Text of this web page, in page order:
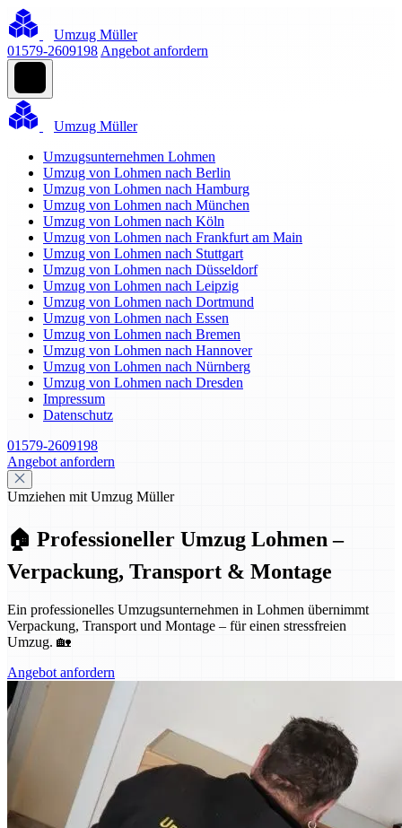
Umzug Müller
01579-2609198 Angebot anfordern
Umzug Müller
Umzugsunternehmen Lohmen
Umzug von Lohmen nach Berlin
Umzug von Lohmen nach Hamburg
Umzug von Lohmen nach München
Umzug von Lohmen nach Köln
Umzug von Lohmen nach Frankfurt am Main
Umzug von Lohmen nach Stuttgart
Umzug von Lohmen nach Düsseldorf
Umzug von Lohmen nach Leipzig
Umzug von Lohmen nach Dortmund
Umzug von Lohmen nach Essen
Umzug von Lohmen nach Bremen
Umzug von Lohmen nach Hannover
Umzug von Lohmen nach Nürnberg
Umzug von Lohmen nach Dresden
Impressum
Datenschutz
01579-2609198
Angebot anfordern
Umziehen mit Umzug Müller
🏠 Professioneller Umzug Lohmen –
Verpackung, Transport & Montage
Ein professionelles Umzugsunternehmen in Lohmen übernimmt
Verpackung, Transport und Montage – für einen stressfreien
Umzug. 🏡
Angebot anfordern